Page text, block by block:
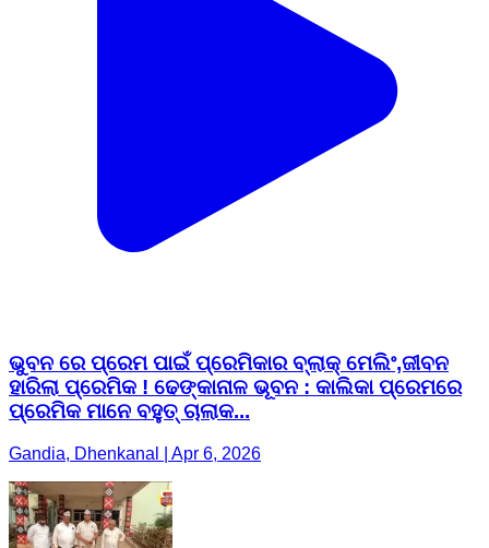
ଭୁବନ ରେ ପ୍ରେମ ପାଇଁ ପ୍ରେମିକାର ବ୍ଲାକ୍ ମେଲିଂ,ଜୀବନ
ହାରିଲା ପ୍ରେମିକ ! ଢେଙ୍କାନାଳ ଭୂବନ : କାଲିକା ପ୍ରେମରେ
ପ୍ରେମିକ ମାନେ ବହୁତ୍ ଚାଲାକ...
Gandia, Dhenkanal | Apr 6, 2026